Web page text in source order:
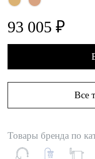
93 005 ₽
Все
Товары бренда по